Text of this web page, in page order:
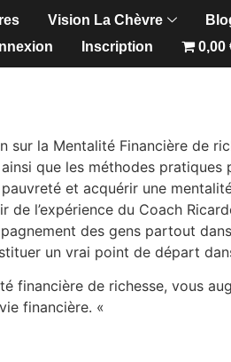
Vision La Chèvre
Inscription 0,00
sur la Mentalité Financière de
que les méthodes pratiques
et acquérir une
de l’expérience du Coach
des gens partout
un vrai point de départ
financière de richesse, vous
financière. «